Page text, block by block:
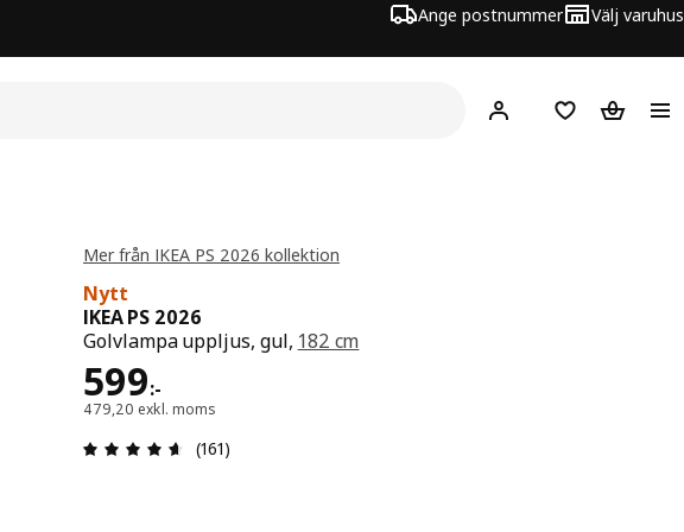
Ange postnummer Välj varuhus
Hej! Logga inInköpslistaVarukorg
Mer från IKEA PS 2026 kollektion
Nytt
IKEA PS 2026
Golvlampa uppljus, gul, 182 cm
599:-
Pris 599:-
479,20 exkl. moms
Recension: 4.6 utav 5 stjärnor. Totalt antal recensioner:
(161)